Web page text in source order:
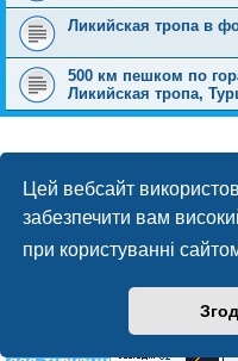
Цей вебсайт
забезпечити вам
при користуванні
Ликийская тропа в
500 км пешком по
Ликийская тропа,
ХТО ЗАРАЗ ОНЛАЙН
Зараз переглядають цей форум:
Магазин спорядження
Працює на phpBB®